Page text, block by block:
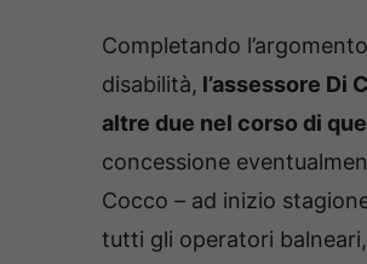
Completando
disabilità, l’assessore Di
altre due nel corso di
concessione
Cocco – ad inizio
tutti gli operatori